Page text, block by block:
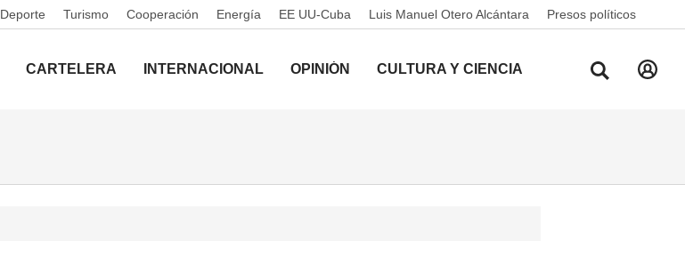
Deporte Turismo Cooperación Energía EE UU-Cuba Luis Manuel Otero Alcántara Presos políticos
CARTELERA INTERNACIONAL OPINIÓN CULTURA Y CIENCIA